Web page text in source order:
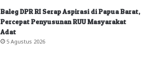
Baleg DPR RI Serap Aspirasi di Papua Barat,
Percepat Penyusunan RUU Masyarakat
Adat
5 Agustus 2026